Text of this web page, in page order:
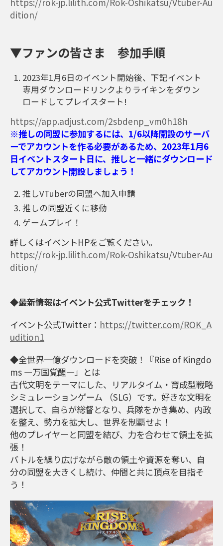
dition/
▼ファンの皆さま 参加手順
2023年1月6日のイベント開始後、下記イベント
専用ダウンロードリンクよりライキンをダウン
ロードしてプレイスタート!
https://app.adjust.com/2sbdenp_vm0h18h
※推しの同盟に参加するには、1/6以降開設のサーバ
ーでアカウントを作る必要があるため、2023年1月6
日イベントスタート日に、推しと一緒にダウンロード
してアカウント開設しましょう！
推しVTuberの同盟へ加入申請
推しの同盟近くに移動
ゲームプレイ！
詳しくはイベントHPをご覧ください。
https://rok-jp.lilith.com/Rok-Oshikatsu/Vtuber-Au
dition/
◆最新情報はイベント公式Twitterをチェック！
イベント公式Twitter： https://twitter.com/ROK_A
udition1
◆全世界一億ダウンロードを突破！『Rise of Kingdo
ms ―万国覚醒―』とは
古代文明をテーマにした、リアルタイム・育成型戦略
シミュレーションゲーム （SLG）です。好きな文明を
選択して、自らが総督となり、兵隊をかき集め、内政
を整え、勢力を拡大し、世界を制覇せよ！
他のプレイヤーと同盟を結び、力を合わせて領土を拡
張！
バトルを繰り広げながら敵の領土や資源を奪い、自
分の同盟を大きくし続け、仲間と共に頂点を目指そ
う！